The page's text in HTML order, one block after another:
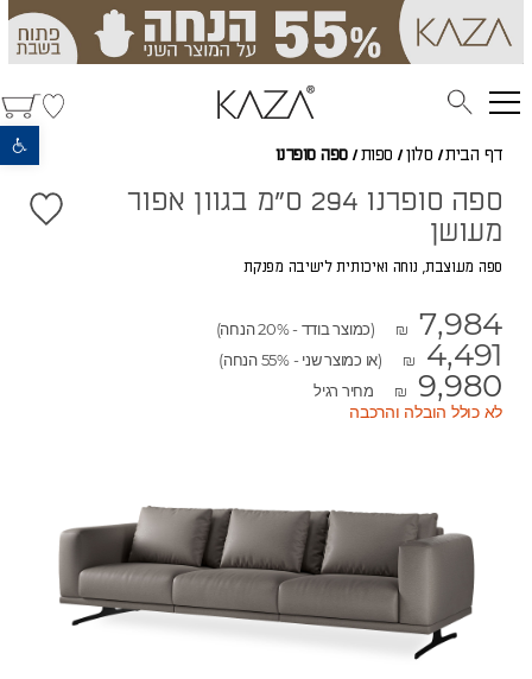
פתח סרגל נגישות
דף הבית/ סלון / ספות / ספה סופרנו
ספה סופרנו 294 ס"מ בגוון אפור
מעושן
ספה מעוצבת, נוחה ואיכותית לישיבה מפנקת
₪ 7,984 (כמוצר בודד - 20% הנחה)
₪ 4,491 (או כמוצר שני - 55% הנחה)
₪ 9,980 מחיר רגיל
לא כולל הובלה והרכבה